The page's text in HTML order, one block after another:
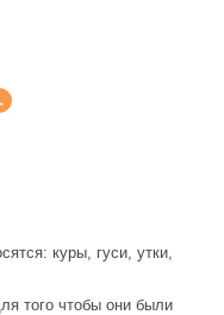
куры, гуси, утки,
того чтобы они были